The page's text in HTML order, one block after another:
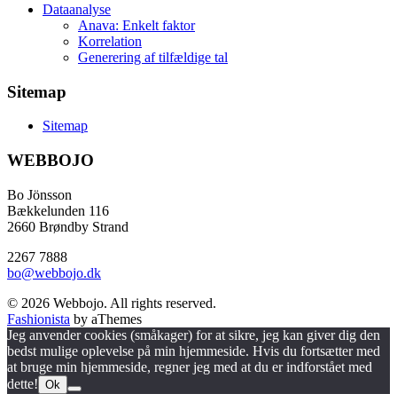
Dataanalyse
Anava: Enkelt faktor
Korrelation
Generering af tilfældige tal
Sitemap
Sitemap
WEBBOJO
Bo Jönsson
Bækkelunden 116
2660 Brøndby Strand
2267 7888
bo@webbojo.dk
© 2026 Webbojo. All rights reserved.
Fashionista by aThemes
Jeg anvender cookies (småkager) for at sikre, jeg kan giver dig den
bedst mulige oplevelse på min hjemmeside. Hvis du fortsætter med
at bruge min hjemmeside, regner jeg med at du er indforstået med
dette! Ok